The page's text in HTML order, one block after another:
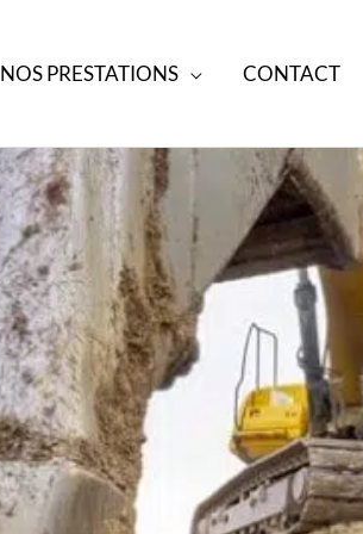
NOS PRESTATIONS CONTACT